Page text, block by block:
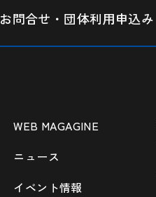
お問合せ・団体利用申込み
WEB MAGAGINE
ニュース
イベント情報